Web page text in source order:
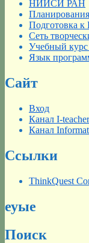
НИИСИ РАН
Подготовка к
Сеть
Учебный
Язык
Сайт
Вход
Канал I-
Канал
Ссылки
ThinkQuest
еуые
Поиск